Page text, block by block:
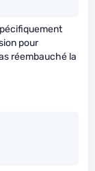
pour
réembauché la